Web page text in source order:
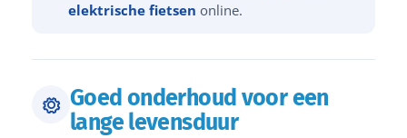
elektrische fietsen online.
Goed onderhoud voor een
lange levensduur